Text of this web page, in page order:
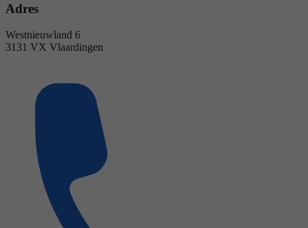
Adres
Westnieuwland 6
3131 VX Vlaardingen